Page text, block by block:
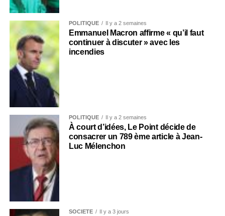
POLITIQUE Il y a 2 semaines
Emmanuel Macron affirme « qu’il faut
continuer à discuter » avec les
incendies
POLITIQUE Il y a 2 semaines
À court d’idées, Le Point décide de
consacrer un 789 ème article à Jean-
Luc Mélenchon
SOCIÉTÉ Il y a 3 jours